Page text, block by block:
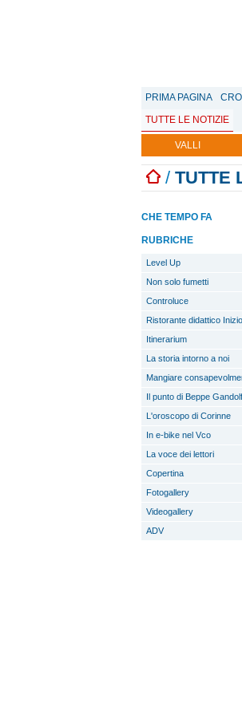
PRIMA PAGINA
TUTTE LE NOTIZIE
VALLI
/ TUTTE
CHE TEMPO FA
RUBRICHE
Level Up
Non solo fumetti
Controluce
Ristorante didattico Inizio
Itinerarium
La storia intorno a noi
Mangiare
Il punto di Beppe
L'oroscopo di Corinne
In e-bike nel Vco
La voce dei lettori
Copertina
Fotogallery
Videogallery
ADV